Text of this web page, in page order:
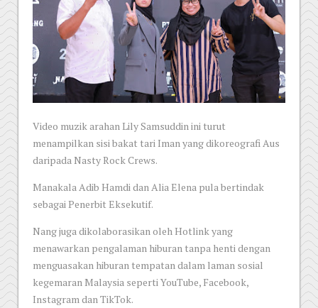
Video muzik arahan Lily Samsuddin ini turut
menampilkan sisi bakat tari Iman yang dikoreografi Aus
daripada Nasty Rock Crews.
Manakala Adib Hamdi dan Alia Elena pula bertindak
sebagai Penerbit Eksekutif.
Nang juga dikolaborasikan oleh Hotlink yang
menawarkan pengalaman hiburan tanpa henti dengan
menguasakan hiburan tempatan dalam laman sosial
kegemaran Malaysia seperti YouTube, Facebook,
Instagram dan TikTok.